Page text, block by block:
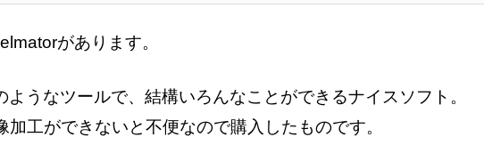
があります。
うなツールで、結構いろんなことができるナイスソフト。
工ができないと不便なので購入したものです。